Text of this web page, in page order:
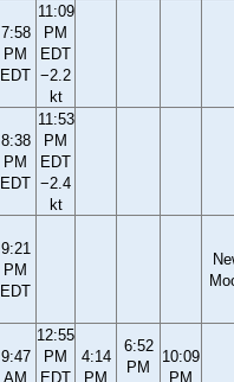
7:58
PM
EDT
11:09
PM
EDT
−2.2
kt
8:38
PM
EDT
11:53
PM
EDT
−2.4
kt
9:21
PM
EDT
9:47
AM
12:55
PM
EDT
4:14
PM
6:52
PM
10:09
PM